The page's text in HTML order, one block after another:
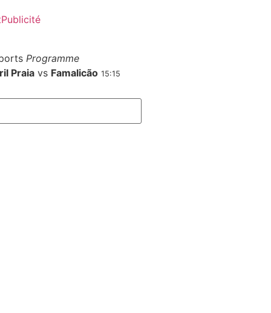
Publicité
Programme
Praia vs Famalicão 15:15